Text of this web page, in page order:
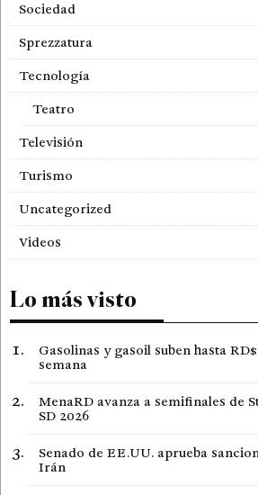
Sociedad
Sprezzatura
Tecnología
Teatro
Televisión
Turismo
Uncategorized
Videos
Lo más visto
Gasolinas y gasoil suben hasta
semana
MenaRD avanza a semifinales de
SD 2026
Senado de EE.UU. aprueba
Irán